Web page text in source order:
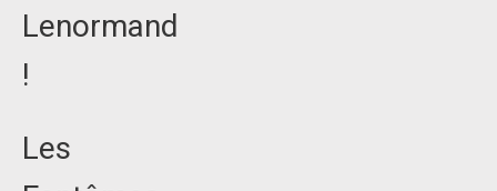
Lenormand
!
Les